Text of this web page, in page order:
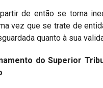
de então se torna
vez que se trate de
quanto à sua
do Superior